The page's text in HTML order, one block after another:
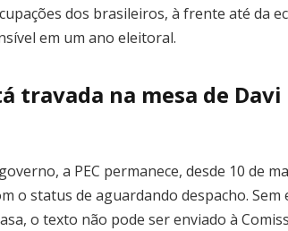
dos brasileiros, à frente até da
em um ano eleitoral.
travada na mesa de Davi
a PEC permanece, desde 10 de
o status de aguardando despacho. Sem
o texto não pode ser enviado à